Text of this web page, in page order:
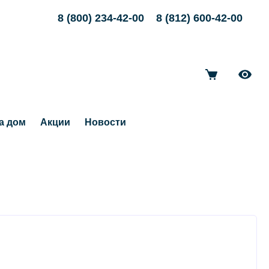
8 (800) 234-42-00 8 (812) 600-42-00
дом Акции Новости